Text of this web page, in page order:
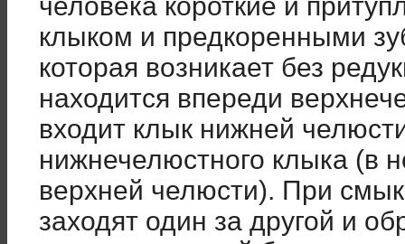
человека короткие и
клыком и предкоренными
которая возникает без
находится впереди
входит клык нижней
нижнечелюстного клыка (в
верхней челюсти). При
заходят один за другой и